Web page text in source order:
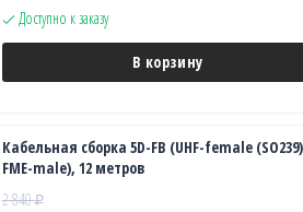
Доступно к заказу
В корзину
Кабельная сборка 5D-FB (UHF-female
FME-male), 12 метров
2 840₽